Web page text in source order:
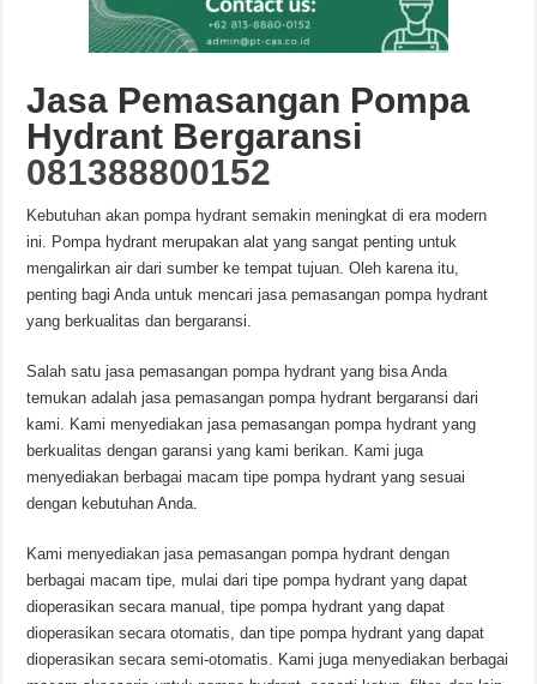
Jasa Pemasangan Pompa
Hydrant Bergaransi
081388800152
Kebutuhan akan pompa hydrant semakin meningkat di era modern
ini. Pompa hydrant merupakan alat yang sangat penting untuk
mengalirkan air dari sumber ke tempat tujuan. Oleh karena itu,
penting bagi Anda untuk mencari jasa pemasangan pompa hydrant
yang berkualitas dan bergaransi.
Salah satu jasa pemasangan pompa hydrant yang bisa Anda
temukan adalah jasa pemasangan pompa hydrant bergaransi dari
kami. Kami menyediakan jasa pemasangan pompa hydrant yang
berkualitas dengan garansi yang kami berikan. Kami juga
menyediakan berbagai macam tipe pompa hydrant yang sesuai
dengan kebutuhan Anda.
Kami menyediakan jasa pemasangan pompa hydrant dengan
berbagai macam tipe, mulai dari tipe pompa hydrant yang dapat
dioperasikan secara manual, tipe pompa hydrant yang dapat
dioperasikan secara otomatis, dan tipe pompa hydrant yang dapat
dioperasikan secara semi-otomatis. Kami juga menyediakan berbagai